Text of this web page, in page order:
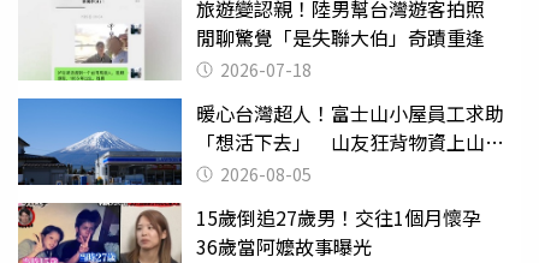
旅遊變認親！陸男幫台灣遊客拍照
閒聊驚覺「是失聯大伯」奇蹟重逢
2026-07-18
暖心台灣超人！富士山小屋員工求助
「想活下去」 山友狂背物資上山：
台灣真的是寶島
2026-08-05
15歲倒追27歲男！交往1個月懷孕
36歲當阿嬤故事曝光